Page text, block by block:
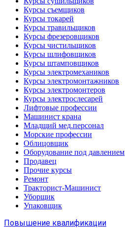
Курсы съемщиков
Курсы токарей
Курсы травильщиков
Курсы фрезеровщиков
Курсы чистильщиков
Курсы шлифовщиков
Курсы штамповщиков
Курсы электромехаников
Курсы электромонтажников
Курсы электромонтеров
Курсы электрослесарей
Лифтовые профессии
Машинист крана
Младщий мед.персонал
Морские профессии
Облицовщик
Оборудование под давлением
Продавец
Прочие курсы
Ремонт
Тракторист-Машинист
Уборщик
Упаковщик
Повышение квалификации